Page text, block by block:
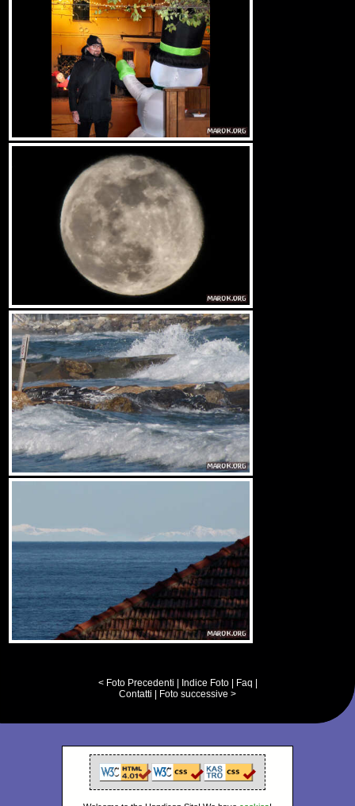
< Foto Precedenti Indice Foto| Faq
Contatti
Foto successive >